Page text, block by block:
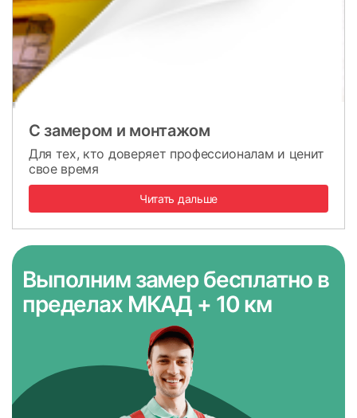
С замером и монтажом
Для тех, кто доверяет профессионалам и ценит
свое время
Читать дальше
Выполним замер бесплатно в
пределах МКАД + 10 км